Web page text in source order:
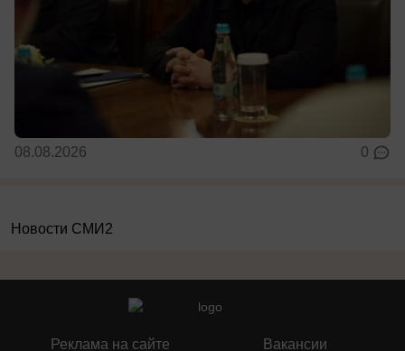
08.08.2026 0
Новости СМИ2
Реклама на сайте
Вакансии